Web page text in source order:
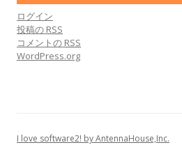
ログイン
投稿の RSS
コメントの RSS
WordPress.org
I love software2! by AntennaHouse,Inc.